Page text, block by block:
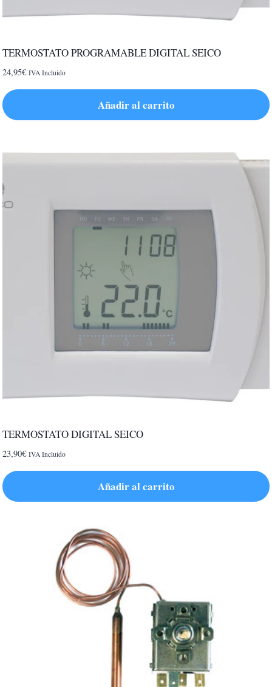
TERMOSTATO PROGRAMABLE DIGITAL SEICO
24,95€ IVA Incluido
Añadir al carrito
TERMOSTATO DIGITAL SEICO
23,90€ IVA Incluido
Añadir al carrito